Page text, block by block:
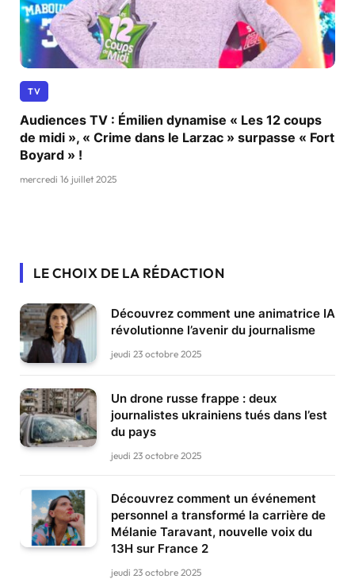
TV
Audiences TV : Émilien dynamise « Les 12 coups
de midi », « Crime dans le Larzac » surpasse « Fort
Boyard » !
mercredi 16 juillet 2025
LE CHOIX DE LA RÉDACTION
Découvrez comment une animatrice IA
révolutionne l’avenir du journalisme
jeudi 23 octobre 2025
Un drone russe frappe : deux
journalistes ukrainiens tués dans l’est
du pays
jeudi 23 octobre 2025
Découvrez comment un événement
personnel a transformé la carrière de
Mélanie Taravant, nouvelle voix du
13H sur France 2
jeudi 23 octobre 2025